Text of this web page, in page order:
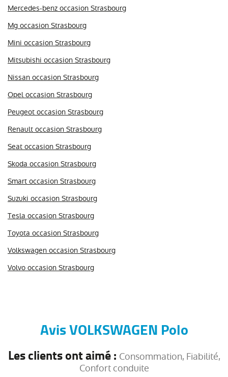
Mercedes-benz occasion Strasbourg
Mg occasion Strasbourg
Mini occasion Strasbourg
Mitsubishi occasion Strasbourg
Nissan occasion Strasbourg
Opel occasion Strasbourg
Peugeot occasion Strasbourg
Renault occasion Strasbourg
Seat occasion Strasbourg
Skoda occasion Strasbourg
Smart occasion Strasbourg
Suzuki occasion Strasbourg
Tesla occasion Strasbourg
Toyota occasion Strasbourg
Volkswagen occasion Strasbourg
Volvo occasion Strasbourg
Avis VOLKSWAGEN Polo
Les clients ont aimé : Consommation, Fiabilité,
Confort conduite